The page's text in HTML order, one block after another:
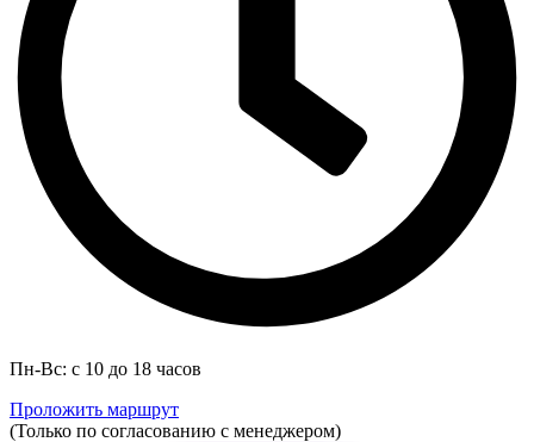
Пн-Вс: с 10 до 18 часов
Проложить маршрут
(Только по согласованию с менеджером)